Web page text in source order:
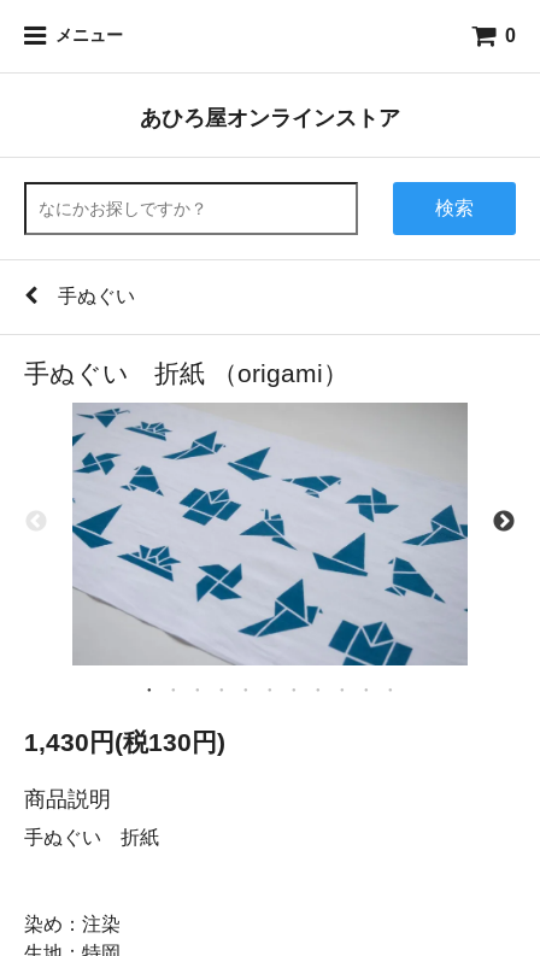
メニュー 0
あひろ屋オンラインストア
検索
手ぬぐい
手ぬぐい 折紙 （origami）
1,430円(税130円)
商品説明
手ぬぐい 折紙
染め：注染